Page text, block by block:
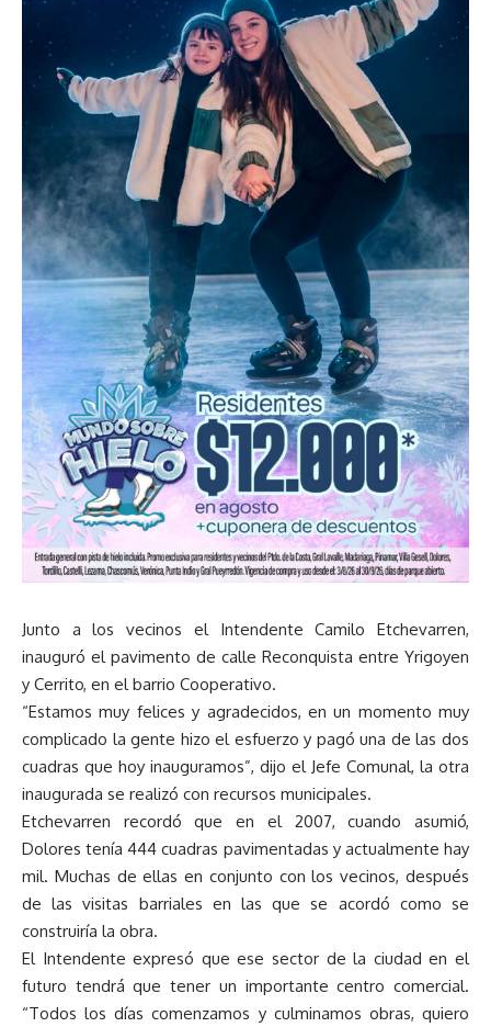
Junto a los vecinos el Intendente Camilo Etchevarren,
inauguró el pavimento de calle Reconquista entre Yrigoyen
y Cerrito, en el barrio Cooperativo.
“Estamos muy felices y agradecidos, en un momento muy
complicado la gente hizo el esfuerzo y pagó una de las dos
cuadras que hoy inauguramos”, dijo el Jefe Comunal, la otra
inaugurada se realizó con recursos municipales.
Etchevarren recordó que en el 2007, cuando asumió,
Dolores tenía 444 cuadras pavimentadas y actualmente hay
mil. Muchas de ellas en conjunto con los vecinos, después
de las visitas barriales en las que se acordó como se
construiría la obra.
El Intendente expresó que ese sector de la ciudad en el
futuro tendrá que tener un importante centro comercial.
“Todos los días comenzamos y culminamos obras, quiero